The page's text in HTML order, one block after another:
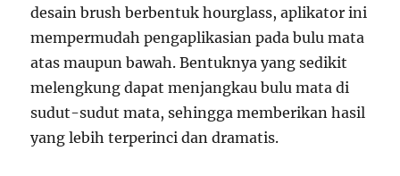
desain brush berbentuk hourglass, aplikator ini
mempermudah pengaplikasian pada bulu mata
atas maupun bawah. Bentuknya yang sedikit
melengkung dapat menjangkau bulu mata di
sudut-sudut mata, sehingga memberikan hasil
yang lebih terperinci dan dramatis.